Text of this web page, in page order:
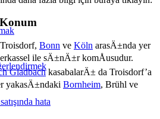
hata
Bonn ve Köln arasÄ±nda yer
ile sÄ±nÄ±r komÅusudur.
GladbachkasabalarÄ± da Troisdorf’a
yakasÄ±ndaki Bornheim, Brühl ve